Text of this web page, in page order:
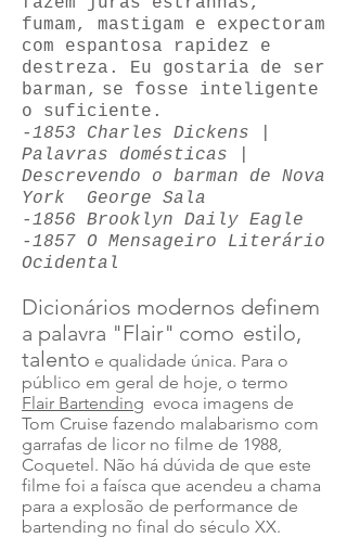
fumam, mastigam e expectoram
com espantosa rapidez e
destreza. Eu gostaria de ser
barman, se fosse inteligente
o suficiente.
-1853 Charles Dickens |
Palavras domésticas |
Descrevendo o barman de Nova
York
George Sala
-1856 Brooklyn Daily Eagle
-1857 O Mensageiro Literário
Ocidental
Dicionários modernos definem
a palavra "Flair" como estilo,
talento e qualidade única. Para o
público em geral de hoje, o termo
Flair Bartending evoca imagens de
Tom Cruise fazendo malabarismo com
garrafas de licor no filme de 1988,
Coquetel. Não há dúvida de que este
filme foi a faísca que acendeu a chama
para a explosão de performance de
bartending no final do século XX.